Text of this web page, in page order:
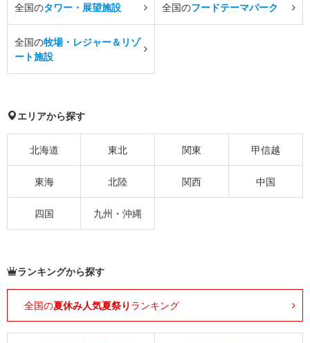
全国のタワー・展望施設 全国のフードテーマパーク
全国の牧場・レジャー＆リゾ
ート施設
エリアから探す
北海道 東北 関東 甲信越
東海 北陸 関西 中国
四国 九州・沖縄
ランキングから探す
全国の夏休み人気夏祭り ランキング